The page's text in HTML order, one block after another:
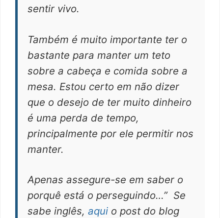
sentir vivo.
Também é muito importante ter o
bastante para manter um teto
sobre a cabeça e comida sobre a
mesa. Estou certo em não dizer
que o desejo de ter muito dinheiro
é uma perda de tempo,
principalmente por ele permitir nos
manter.
Apenas assegure-se em saber o
porquê está o perseguindo…” Se
sabe inglês, aqui o post do blog